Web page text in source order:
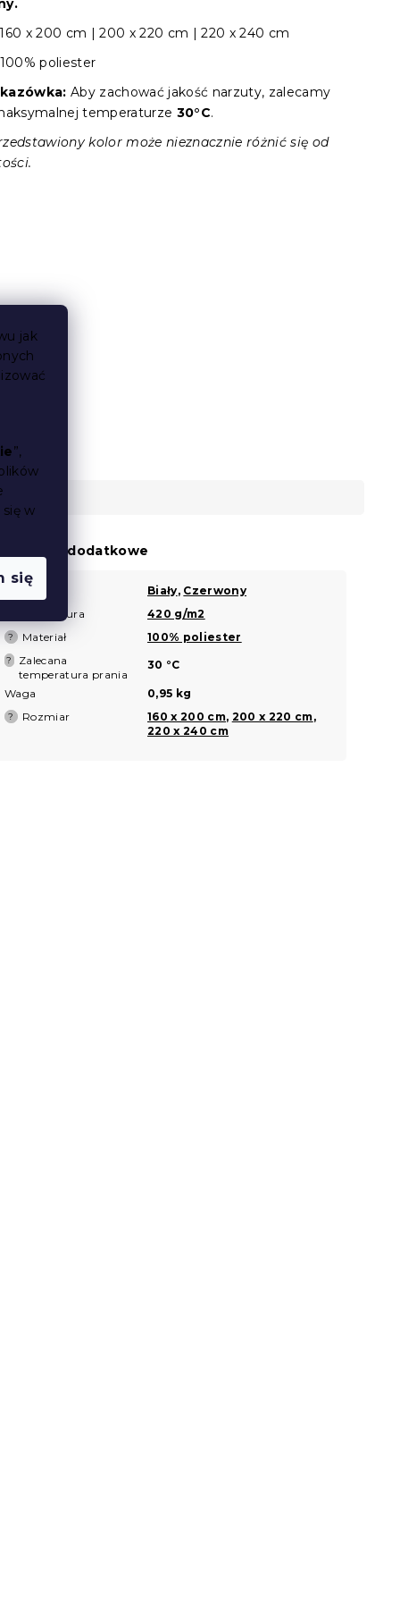
jak
”,
w
się
160 x 200 cm | 200 x 220 cm | 220 x 240 cm
100% poliester
Aby zachować jakość narzuty, zalecamy
temperaturze 30°C.
kolor może nieznacznie różnić się od
Parametry dodatkowe
Kolor Biały, Czerwony
Gramatura 420 g/m2
? Materiał 100% poliester
?
Zalecana
temperatura prania
30 °C
Waga 0,95 kg
? Rozmiar 160 x 200 cm, 200 x 220 cm,
220 x 240 cm